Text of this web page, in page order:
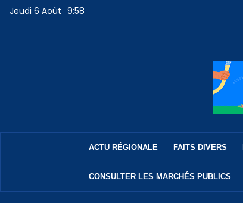
Jeudi 6 Août 9:58
ACTU RÉGIONALE FAITS DIVERS
CONSULTER LES MARCHÉS PUBLICS